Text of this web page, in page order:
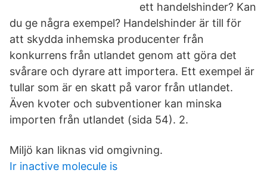
ett handelshinder? Kan
du ge några exempel? Handelshinder är till för
att skydda inhemska producenter från
konkurrens från utlandet genom att göra det
svårare och dyrare att importera. Ett exempel är
tullar som är en skatt på varor från utlandet.
Även kvoter och subventioner kan minska
importen från utlandet (sida 54). 2.
Miljö kan liknas vid omgivning.
Ir inactive molecule is